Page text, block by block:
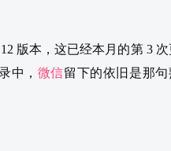
版本，这已经本月的第 3 次
中， 微信留下的依旧是那